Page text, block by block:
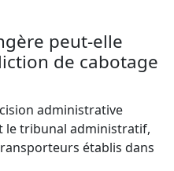
peut-elle
de cabotage
administrative
le tribunal administratif,
établis dans